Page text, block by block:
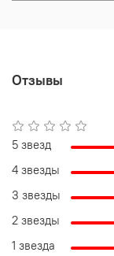
Отзывы
5 звезд
4 звезды
3 звезды
2 звезды
1 звезда